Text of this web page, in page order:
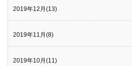
2019年12月(13)
2019年11月(8)
2019年10月(11)